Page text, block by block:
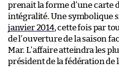
prenait la forme d’une carte
intégralité. Une symbolique
janvier 2014, cette fois par
de l’ouverture de la saison
Mar. L’affaire atteindra les
président de la fédération